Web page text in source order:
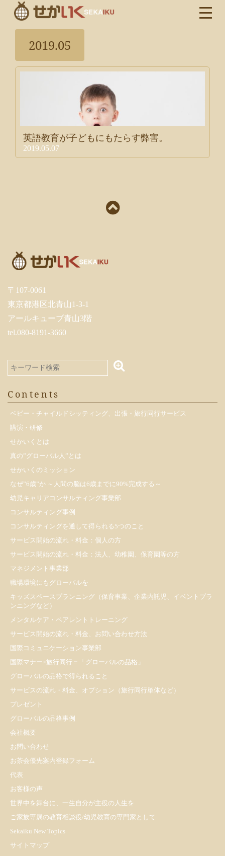
2019.05
英語教育が子どもにもたらす弊害。
2019.05.07
〒107-0061
東京都港区北青山1-3-1
アールキューブ青山3階
tel.080-8191-3660
Contents
ベビー・チャイルドシッティング、出張・旅行同行サービス
講演・研修
せかいくとは
真の”グローバル人”とは
せかいくのミッション
なぜ”6歳”か ～人間の脳は6歳までに90%完成する～
幼児キャリアコンサルティング事業部
コンサルティング事例
コンサルティングを通して得られる5つのこと
サービス開始の流れ・料金：個人の方
サービス開始の流れ・料金：法人、幼稚園、保育園等の方
マネジメント事業部
職場環境にもグローバルを
キッズスペースプランニング（保育事業、企業内託児、イベントプラ
ンニングなど）
メンタルケア・ペアレントトレーニング
サービス開始の流れ・料金、お問い合わせ方法
国際コミュニケーション事業部
国際マナー×旅行同行＝「グローバルの品格」
グローバルの品格で得られること
サービスの流れ・料金、オプション（旅行同行単体など）
プレゼント
​グローバルの品格事例
会社概要
お問い合わせ
お茶会優先案内登録フォーム
代表
お客様の声
世界中を舞台に、一生自分が主役の人生を
ご家族専属の教育相談役/幼児教育の専門家として
Sekaiku New Topics
サイトマップ